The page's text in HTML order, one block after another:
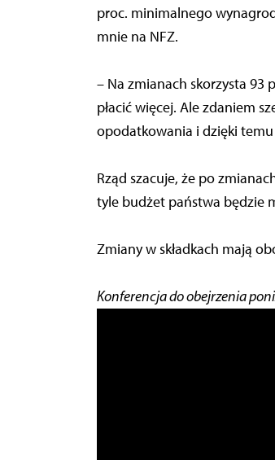
proc. minimalnego
mnie na NFZ.
– Na zmianach skorzysta 93
płacić więcej. Ale zdaniem
opodatkowania i dzięki
Rząd szacuje, że po
tyle budżet państwa będzie
Zmiany w składkach mają
Konferencja do obejrzenia